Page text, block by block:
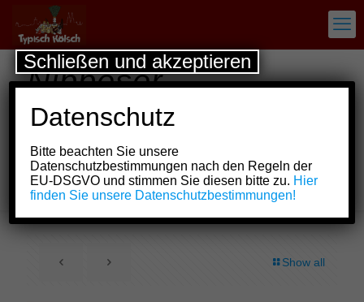
Nippeser
Bürgerwehr
veranstaltet Bürger-
und Straßenfest auf
der Neusser Straße
Show all
Datenschutz
Bitte beachten Sie unsere
Datenschutzbestimmungen nach den Regeln der
EU-DSGVO und stimmen Sie diesen bitte zu. Hier
finden Sie unsere Datenschutzbestimmungen!
Schließen und akzeptieren